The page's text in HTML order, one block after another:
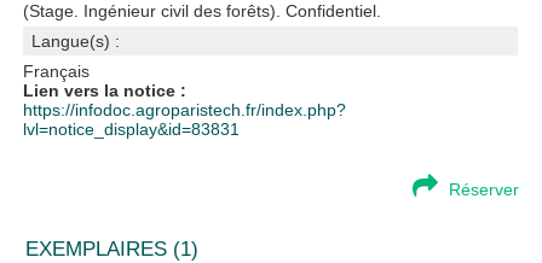
(Stage. Ingénieur civil des forêts). Confidentiel.
Langue(s) :
Français
Lien vers la notice :
https://infodoc.agroparistech.fr/index.php?
lvl=notice_display&id=83831
Réserver
EXEMPLAIRES (1)